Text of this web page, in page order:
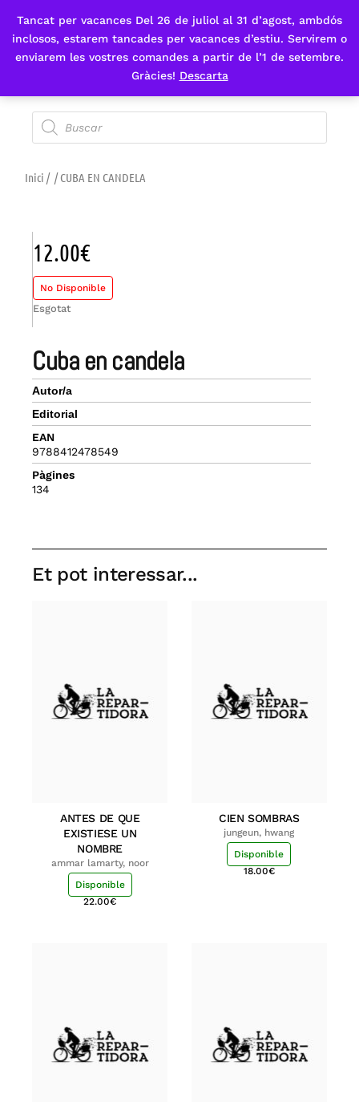
Tancat per vacances Del 26 de juliol al 31 d’agost, ambdós
inclosos, estarem tancades per vacances d’estiu. Servirem o
enviarem les vostres comandes a partir de l’1 de setembre.
Gràcies! Descarta
Fes-te'n sòcia
Inici / / CUBA EN CANDELA
cuba en candela
Autor/a
Editorial
EAN
9788412478549
Pàgines
134
12.00€
No Disponible
Esgotat
Et pot interessar...
ANTES DE QUE
EXISTIESE UN
NOMBRE
ammar lamarty, noor
Disponible
22.00€
CIEN SOMBRAS
jungeun, hwang
Disponible
18.00€